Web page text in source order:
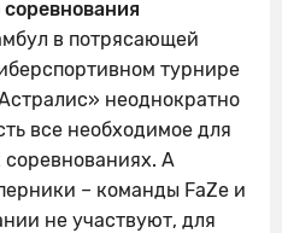
в потрясающей
турнире
неоднократно
все необходимое для
А
– команды FaZe и
не участвуют, для